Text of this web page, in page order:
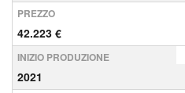
PREZZO
42.223 €
INIZIO PRODUZIONE
2021